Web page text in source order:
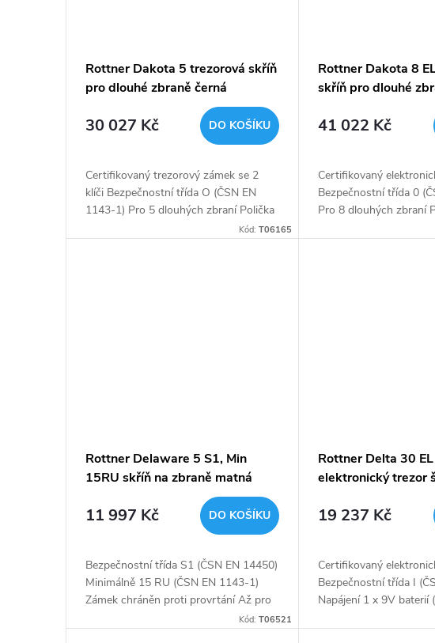
Rottner Dakota 5 trezorová skříň
pro dlouhé zbraně černá
30 027 Kč DO KOŠÍKU
Certifikovaný trezorový zámek se 2
klíči Bezpečnostní třída O (ČSN EN
1143-1) Pro 5 dlouhých zbraní Polička
Kód:T06165
Rottner Dakota 8
skříň pro dlouhé
41 022 Kč
Certifikovaný
Bezpečnostní třída 0
Pro 8 dlouhých zbraní
Rottner Delaware 5 S1, Min
15RU skříň na zbraně matná
11 997 Kč DO KOŠÍKU
Bezpečnostní třída S1 (ČSN EN 14450)
Minimálně 15 RU (ČSN EN 1143-1)
Zámek chráněn proti provrtání Až pro
5 dlouhých zbraní Malá uzamykatelná
Kód:T06521
Rottner Delta 30
elektronický trezor
19 237 Kč
Certifikovaný
Bezpečnostní třída I
Napájení 1 x 9V baterií